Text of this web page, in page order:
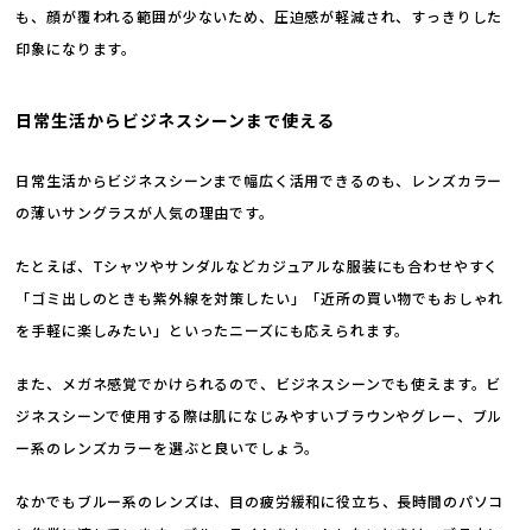
も、顔が覆われる範囲が少ないため、圧迫感が軽減され、すっきりした
印象になります。
日常生活からビジネスシーンまで使える
日常生活からビジネスシーンまで幅広く活用できるのも、レンズカラー
の薄いサングラスが人気の理由です。
たとえば、Tシャツやサンダルなどカジュアルな服装にも合わせやすく
「ゴミ出しのときも紫外線を対策したい」「近所の買い物でもおしゃれ
を手軽に楽しみたい」といったニーズにも応えられます。
また、メガネ感覚でかけられるので、ビジネスシーンでも使えます。ビ
ジネスシーンで使用する際は肌になじみやすいブラウンやグレー、ブル
ー系のレンズカラーを選ぶと良いでしょう。
なかでもブルー系のレンズは、目の疲労緩和に役立ち、長時間のパソコ